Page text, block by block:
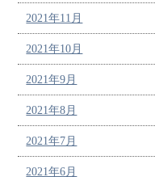
2021年11月
2021年10月
2021年9月
2021年8月
2021年7月
2021年6月